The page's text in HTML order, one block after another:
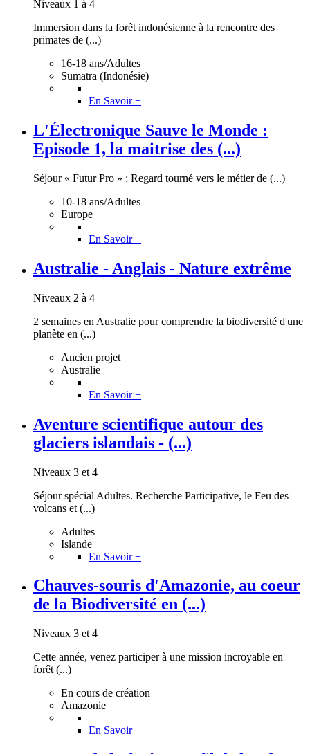
Niveaux 1 à 4
Immersion dans la forêt indonésienne à la rencontre des
primates de (...)
16-18 ans/Adultes
Sumatra (Indonésie)
En Savoir +
L'Électronique Sauve le Monde :
Episode 1, la maitrise des (...)
Séjour « Futur Pro » ; Regard tourné vers le métier de (...)
10-18 ans/Adultes
Europe
En Savoir +
Australie - Anglais - Nature extrême
Niveaux 2 à 4
2 semaines en Australie pour comprendre la biodiversité d'une
planète en (...)
Ancien projet
Australie
En Savoir +
Aventure scientifique autour des
glaciers islandais - (...)
Niveaux 3 et 4
Séjour spécial Adultes. Recherche Participative, le Feu des
volcans et (...)
Adultes
Islande
En Savoir +
Chauves-souris d'Amazonie, au coeur
de la Biodiversité en (...)
Niveaux 3 et 4
Cette année, venez participer à une mission incroyable en
forêt (...)
En cours de création
Amazonie
En Savoir +